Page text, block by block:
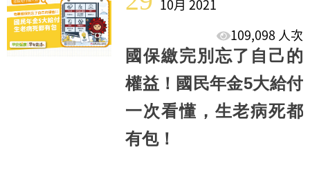
10月 2021
109,098 人次
國保繳完別忘了自己的
權益！國民年金5大給付
一次看懂，生老病死都
有包！